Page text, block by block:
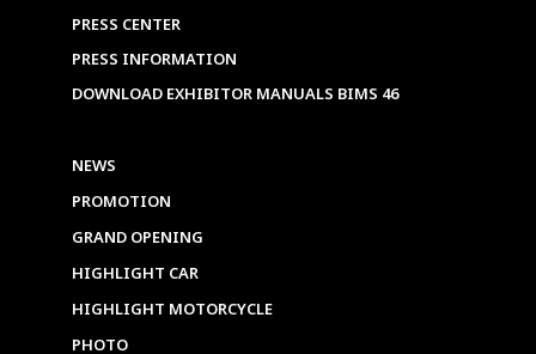
PRESS CENTER
PRESS INFORMATION
DOWNLOAD EXHIBITOR MANUALS BIMS 46
NEWS
PROMOTION
GRAND OPENING
HIGHLIGHT CAR
HIGHLIGHT MOTORCYCLE
PHOTO